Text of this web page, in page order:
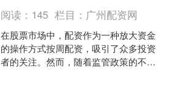
阅读： 145 栏目： 广州配资网
在股票市场中，配资作为一种放大资金
的操作方式按周配资，吸引了众多投资
者的关注。然而，随着监管政策的不断